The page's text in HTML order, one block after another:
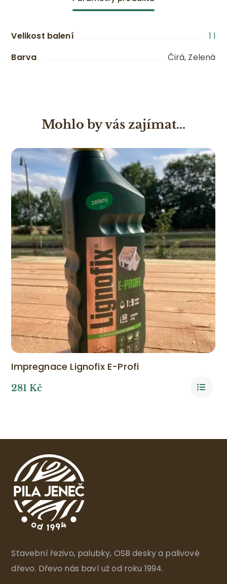
Velikost balení
1 l
Barva
Čirá, Zelená
Mohlo by vás zajímat…
Impregnace Lignofix E-Profi
281Kč
Stavební řezivo, palubky, OSB desky a palivové
dřevo. Dřevo nás baví už od roku 1994.